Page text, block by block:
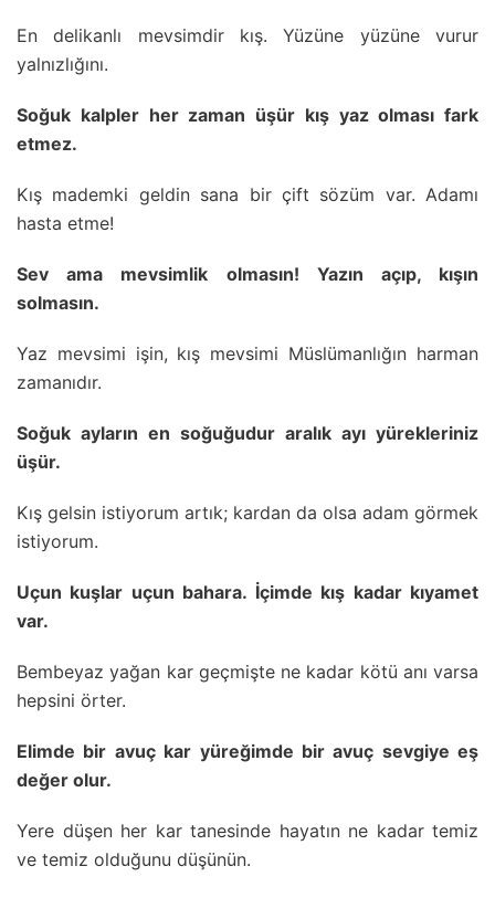
En delikanlı mevsimdir kış. Yüzüne yüzüne vurur
yalnızlığını.
Soğuk kalpler her zaman üşür kış yaz olması fark
etmez.
Kış mademki geldin sana bir çift sözüm var. Adamı
hasta etme!
Sev ama mevsimlik olmasın! Yazın açıp, kışın
solmasın.
Yaz mevsimi işin, kış mevsimi Müslümanlığın harman
zamanıdır.
Soğuk ayların en soğuğudur aralık ayı yürekleriniz
üşür.
Kış gelsin istiyorum artık; kardan da olsa adam görmek
istiyorum.
Uçun kuşlar uçun bahara. İçimde kış kadar kıyamet
var.
Bembeyaz yağan kar geçmişte ne kadar kötü anı varsa
hepsini örter.
Elimde bir avuç kar yüreğimde bir avuç sevgiye eş
değer olur.
Yere düşen her kar tanesinde hayatın ne kadar temiz
ve temiz olduğunu düşünün.